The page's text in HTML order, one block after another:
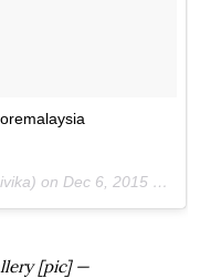
on Dec 6, 2015 at 12:30am PST
[pic] —